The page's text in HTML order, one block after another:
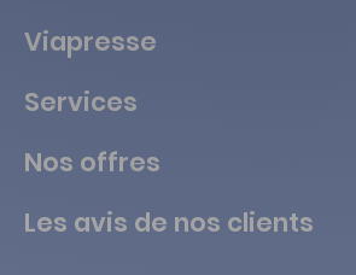
Viapresse
Services
Nos offres
Les avis de nos clients